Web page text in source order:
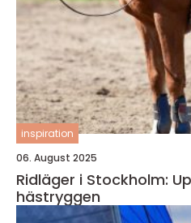
inspiration
06. August 2025
Ridläger i Stockholm:
hästryggen